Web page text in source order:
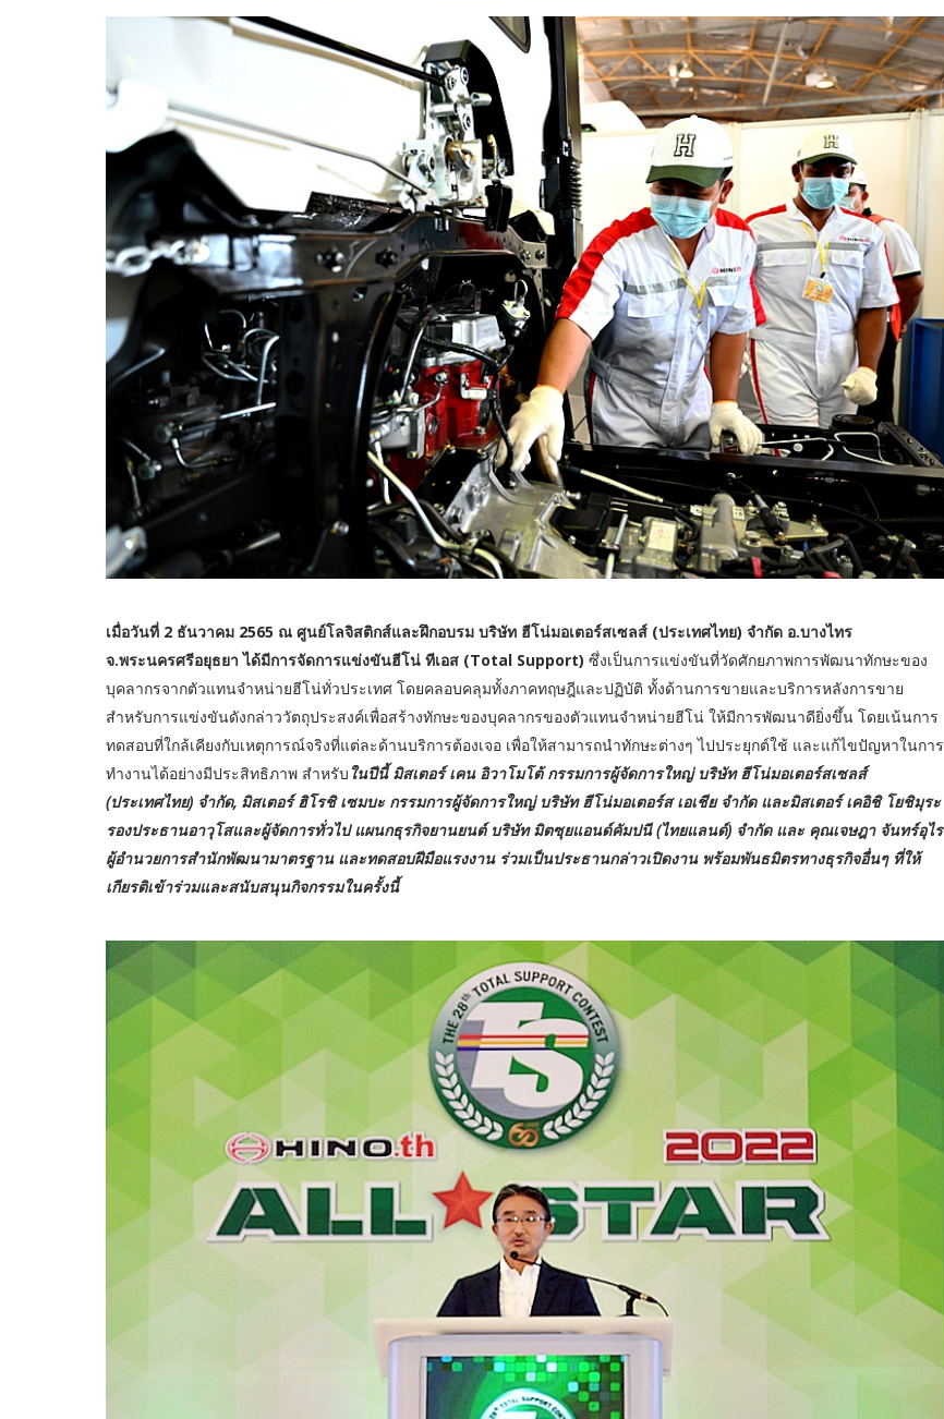
เมื่อวันที่ 2 ธันวาคม 2565 ณ ศูนย์โลจิสติกส์และฝึกอบรม บริษัท ฮีโน่มอเตอร์สเซลส์ (ประเทศไทย) จำกัด อ.บางไทร
จ.พระนครศรีอยุธยา ได้มีการจัดการแข่งขันฮีโน่ ทีเอส (Total Support) ซึ่งเป็นการแข่งขันที่วัดศักยภาพการพัฒนาทักษะของ
บุคลากรจากตัวแทนจำหน่ายฮีโน่ทั่วประเทศ โดยคลอบคลุมทั้งภาคทฤษฎีและปฏิบัติ ทั้งด้านการขายและบริการหลังการขาย
สำหรับการแข่งขันดังกล่าววัตถุประสงค์เพื่อสร้างทักษะของบุคลากรของตัวแทนจำหน่ายฮีโน่ ให้มีการพัฒนาดียิ่งขึ้น โดยเน้นการ
ทดสอบที่ใกล้เคียงกับเหตุการณ์จริงที่แต่ละด้านบริการต้องเจอ เพื่อให้สามารถนำทักษะต่างๆ ไปประยุกต์ใช้ และแก้ไขปัญหาในการ
ทำงานได้อย่างมีประสิทธิภาพ สำหรับ ในปีนี้ มิสเตอร์ เคน อิวาโมโต้ กรรมการผู้จัดการใหญ่ บริษัท ฮีโน่มอเตอร์สเซลส์
(ประเทศไทย) จำกัด, มิสเตอร์ ฮิโรชิ เซมบะ กรรมการผู้จัดการใหญ่ บริษัท ฮีโน่มอเตอร์ส เอเชีย จำกัด และมิสเตอร์ เคอิชิ โยชิมุระ
รองประธานอาวุโสและผู้จัดการทั่วไป แผนกธุรกิจยานยนต์ บริษัท มิตซุยแอนด์คัมปนี (ไทยแลนด์) จำกัด และ คุณเจษฎา จันทร์อุไร
ผู้อำนวยการสำนักพัฒนามาตรฐาน และทดสอบฝีมือแรงงาน ร่วมเป็นประธานกล่าวเปิดงาน พร้อมพันธมิตรทางธุรกิจอื่นๆ ที่ให้
เกียรติเข้าร่วมและสนับสนุนกิจกรรมในครั้งนี้